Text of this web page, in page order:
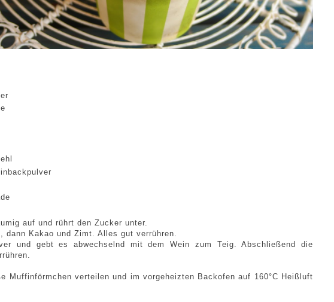
auf und rührt den Zucker unter.
dann Kakao und Zimt. Alles gut verrühren.
und gebt es abwechselnd mit dem Wein zum Teig. Abschließend die
Muffinförmchen verteilen und im vorgeheizten Backofen auf 160°C Heißluft